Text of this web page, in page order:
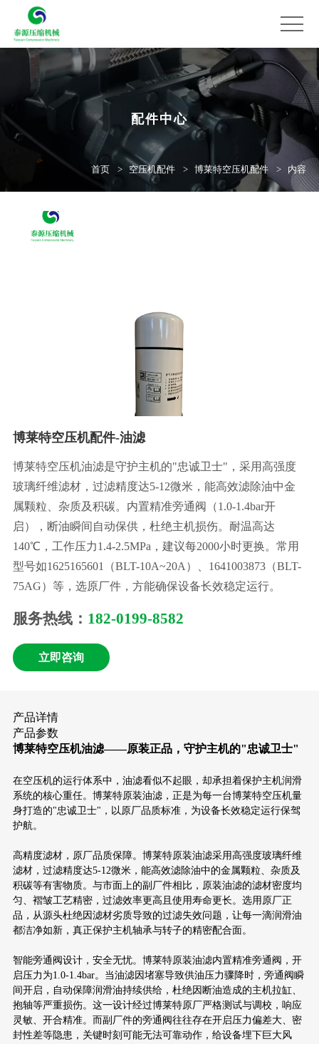
配件中心
首页 空压机配件 博莱特空压机配件 内容
博莱特空压机配件-油滤
博莱特空压机油滤是守护主机的"忠诚卫士"，采用高强度
玻璃纤维滤材，过滤精度达5-12微米，能高效滤除油中金
属颗粒、杂质及积碳。内置精准旁通阀（1.0-1.4bar开
启），断油瞬间自动保供，杜绝主机损伤。耐温高达
140℃，工作压力1.4-2.5MPa，建议每2000小时更换。常用
型号如1625165601（BLT-10A~20A）、1641003873（BLT-
75AG）等，选原厂件，方能确保设备长效稳定运行。
服务热线： 182-0199-8582
立即咨询
产品详情
产品参数
博莱特空压机油滤——原装正品，守护主机的"忠诚卫士"
在空压机的运行体系中，油滤看似不起眼，却承担着保护主机润滑
系统的核心重任。博莱特原装油滤，正是为每一台博莱特空压机量
身打造的"忠诚卫士"，以原厂品质标准，为设备长效稳定运行保驾
护航。
高精度滤材，原厂品质保障。博莱特原装油滤采用高强度玻璃纤维
滤材，过滤精度达5-12微米，能高效滤除油中的金属颗粒、杂质及
积碳等有害物质。与市面上的副厂件相比，原装油滤的滤材密度均
匀、褶皱工艺精密，过滤效率更高且使用寿命更长。选用原厂正
品，从源头杜绝因滤材劣质导致的过滤失效问题，让每一滴润滑油
都洁净如新，真正保护主机轴承与转子的精密配合面。
智能旁通阀设计，安全无忧。博莱特原装油滤内置精准旁通阀，开
启压力为1.0-1.4bar。当油滤因堵塞导致供油压力骤降时，旁通阀瞬
间开启，自动保障润滑油持续供给，杜绝因断油造成的主机拉缸、
抱轴等严重损伤。这一设计经过博莱特原厂严格测试与调校，响应
灵敏、开合精准。而副厂件的旁通阀往往存在开启压力偏差大、密
封性差等隐患，关键时刻可能无法可靠动作，给设备埋下巨大风